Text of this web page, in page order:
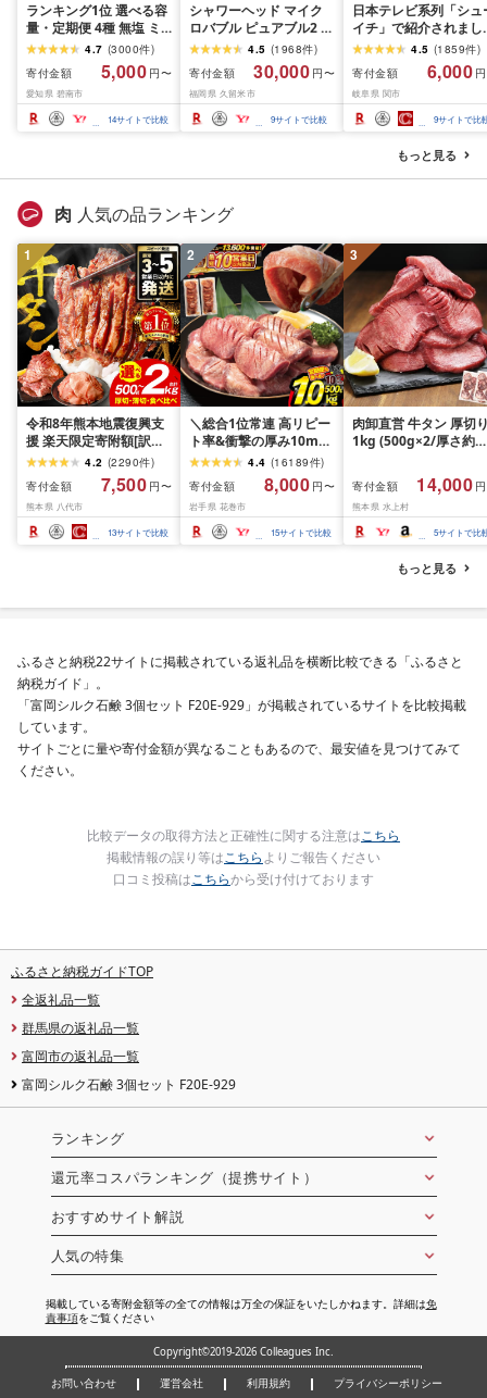
ランキング1位 選べる容
量・定期便 4種 無塩 ミ
ックスナッツ 500g 〜
4kg 素焼きアーモンド
カシューナッツ マカダ
ミアナッツ くるみ 生ナ
ッツ 直火焙煎 素焼き 塩
油 不使用 おやつ ジップ
4.7 (3000件)
寄付金額
5,000 円〜
愛知県 碧南市
14サイトで比較
シャワーヘッド マイク
ロバブル ピュアブル2 節
水 約40% 日本製 カート
リッジ不要 美肌 保湿 温
浴 選べるカラー 最強翌
日配送 洗浄 軽量 コンパ
クト 日用品 バス用品 お
風呂 お取り寄せ 福岡県
4.5 (1968件)
寄付金額
30,000 円〜
福岡県 久留米市
9サイトで比較
日本テレビ系列「シュ
イチ」で紹介されまし
(R7.09.13放送)[刀匠 関
孫六の伝統から生まれ
ツメキリ][選べる本数
本〜5本セット] 貝印 関
孫六 爪切り type102
テンレス 高級つめきり
ストッパーケース U字
取り外し可能 2WAY や
すり ギフト
4.5 (1859件)
寄付金額
6,000
岐阜県 関市
9サイトで比
もっと見る
肉 人気の品ランキング
1
令和8年熊本地震復興支
援 楽天限定寄附額[訳あ
り]牛タン 500g〜2kg 肉
牛肉 訳あり 牛タン 冷凍
小分け 厚切り 薄切り 食
べ比べ 500g 1kg 1.5kg
2kg 牛 人気 ビーフ 牛た
ん ふるさと納税 ランキ
4.2 (2290件)
寄付金額
7,500 円〜
熊本県 八代市
13サイトで比較
2
＼総合1位常連 高リピー
ト率&衝撃の厚み10mm
厚切り牛タン 塩味/ ≪ス
ピード発送!!10営業日以
内発送≫ 選べる内容量
500g / 1kg 定期便 毎月
届く 牛肉 肉 BBQ ふるさ
と 人気 ランキング 岩手
4.4 (16189件)
寄付金額
8,000 円〜
岩手県 花巻市
15サイトで比較
3
肉卸直営 牛タン 厚切
1kg (500g×2/厚さ約
牛肉 焼肉 冷凍 スライ
業務用 バーベキュー
BBQ おつまみ ギフト
祝い お中元 夏ギフト
寄付金額 14,000
熊本県 水上村
5サイトで比
もっと見る
ふるさと納税22サイトに掲載されている返礼品を横断比較できる「ふるさと
納税ガイド」。
「富岡シルク石鹸 3個セット F20E-929」が掲載されているサイトを比較掲載
しています。
サイトごとに量や寄付金額が異なることもあるので、最安値を見つけてみて
ください。
比較データの取得方法と正確性に関する注意はこちら
掲載情報の誤り等はこちらよりご報告ください
口コミ投稿はこちらから受け付けております
ふるさと納税ガイドTOP
全返礼品一覧
群馬県の返礼品一覧
富岡市の返礼品一覧
富岡シルク石鹸 3個セット F20E-929
ランキング
還元率コスパランキング（提携サイト）
おすすめサイト解説
人気の特集
掲載している寄附金額等の全ての情報は万全の保証をいたしかねます。詳細は免
責事項をご覧ください
Copyright©2019-2026 Colleagues Inc.
お問い合わせ 運営会社 利用規約 プライバシーポリシー